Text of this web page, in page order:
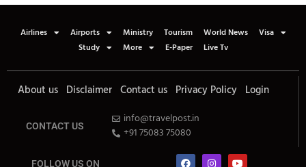
Airlines Airports Ministry Tourism World News
Visa
Study
More E-Paper Live Tv
About us Disclaimer Contact us Privacy Policy Login
CONTACT US
info@travelpost.in
+91 75083 75080
FOLLOW US ON